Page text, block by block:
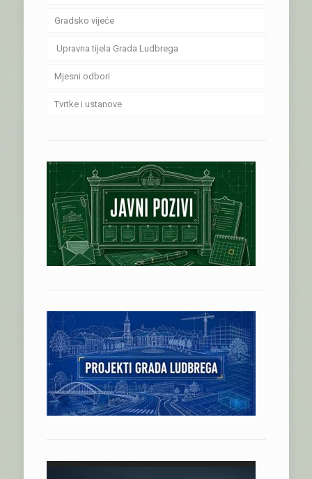
Gradsko vijeće
Upravna tijela Grada Ludbrega
Mjesni odbori
Tvrtke i ustanove